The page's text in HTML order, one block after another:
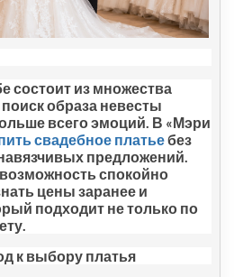
состоит из множества
образа невесты
всего эмоций. В «Мэри
свадебное платьебез
предложений.
спокойно
цены заранее и
подходит не только по
к выбору платья